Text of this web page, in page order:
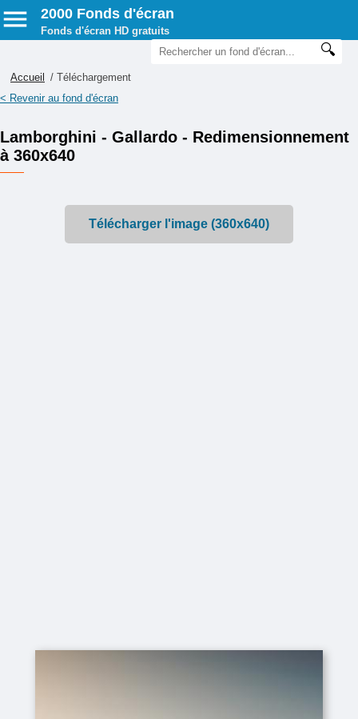
2000 Fonds d'écran
Fonds d'écran HD gratuits
Accueil
/ Téléchargement
< Revenir au fond d'écran
Lamborghini - Gallardo - Redimensionnement
à 360x640
Télécharger l'image (360x640)